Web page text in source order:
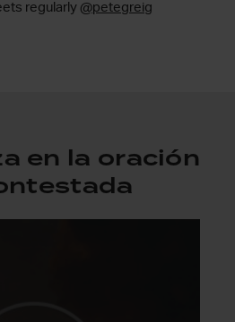
regularly @petegreig
en la oración